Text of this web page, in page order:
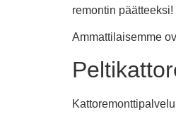
remontin päätteeksi!
Ammattilaisemme